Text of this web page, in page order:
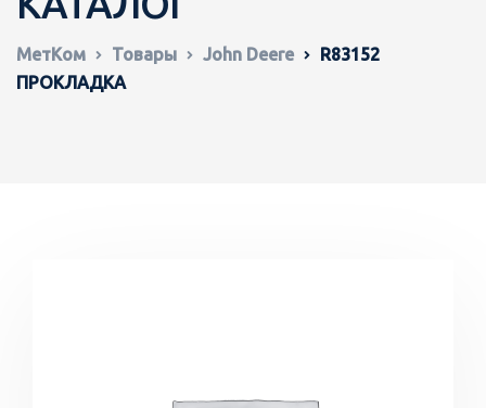
МетКом Товары John Deere
R83152
ПРОКЛАДКА